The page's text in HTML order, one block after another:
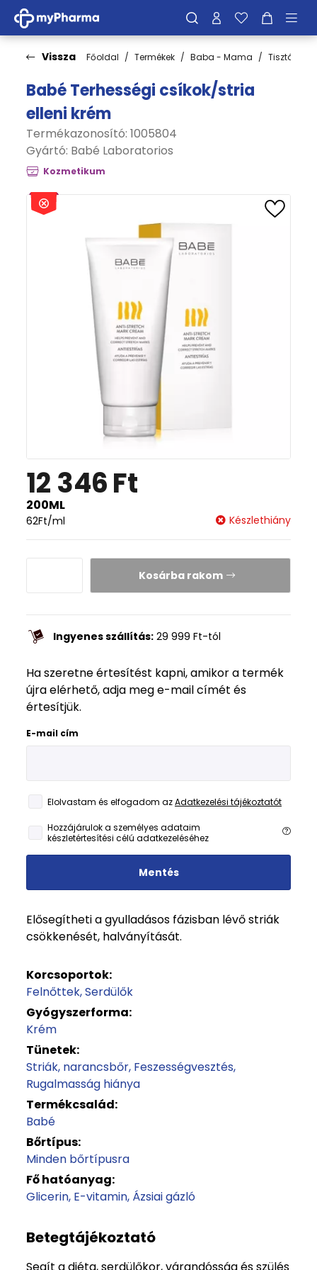
Vissza Főoldal Termékek Baba - Mama
Babé Terhességi csíkok/stria
elleni krém
Termékazonosító: 1005804
Gyártó: Babé Laboratorios
Kozmetikum
12 346Ft
200ML
62Ft/ml Készlethiány
Kosárba rakom
Ingyenes szállítás: 29 999 Ft-tól
Ha szeretne értesítést kapni, amikor a termék
újra elérhető, adja meg e-mail címét és
értesítjük.
E-mail cím
Elolvastam és elfogadom azAdatkezelési tájékoztatót
Hozzájárulok a személyes adataim
készletértesítési célú adatkezeléséhez
Mentés
Elősegítheti a gyulladásos fázisban lévő striák
csökkenését, halványítását.
Korcsoportok:
Felnőttek Serdülők
Gyógyszerforma:
Krém
Tünetek:
Striák, narancsbőr Feszességvesztés
Rugalmasság hiánya
Termékcsalád:
Babé
Bőrtípus:
Minden bőrtípusra
Fő hatóanyag:
Glicerin E-vitamin Ázsiai gázló
Betegtájékoztató